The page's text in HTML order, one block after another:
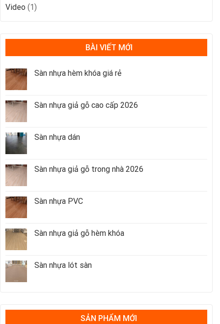
Video (1)
BÀI VIẾT MỚI
Sàn nhựa hèm khóa giá rẻ
Sàn nhựa giả gỗ cao cấp 2026
Sàn nhựa dán
Sàn nhựa giả gỗ trong nhà 2026
Sàn nhựa PVC
Sàn nhựa giả gỗ hèm khóa
Sàn nhựa lót sàn
SẢN PHẨM MỚI